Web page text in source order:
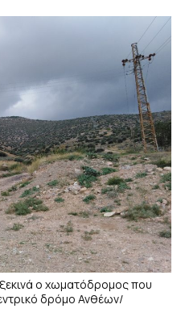
ο χωματόδρομος που
δρόμο Ανθέων/